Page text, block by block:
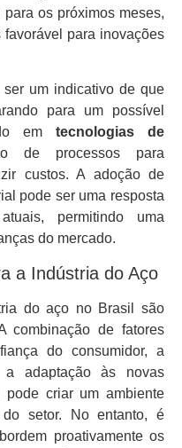
os próximos meses,
para inovações
um indicativo de que
para um possível
em tecnologias de
de processos para
custos. A adoção de
pode ser uma resposta
permitindo uma
do mercado.
a Indústria do Aço
do aço no Brasil são
combinação de fatores
do consumidor, a
adaptação às novas
pode criar um ambiente
setor. No entanto, é
proativamente os